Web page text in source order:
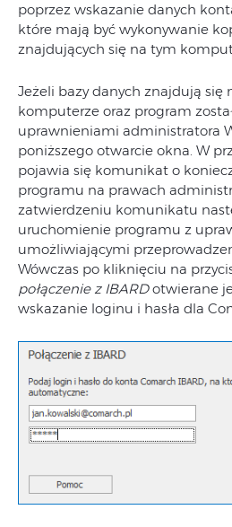
poprzez wskazanie danych
które mają być wykonywanie
znajdujących się na tym
Jeżeli bazy danych znajdują się
komputerze oraz program
uprawnieniami administratora
poniższego otwarcie okna. W
pojawia się komunikat o
programu na prawach
zatwierdzeniu komunikatu
uruchomienie programu z
umożliwiającymi
Wówczas po kliknięciu na
połączenie z IBARDotwierane
wskazanie loginu i hasła dla